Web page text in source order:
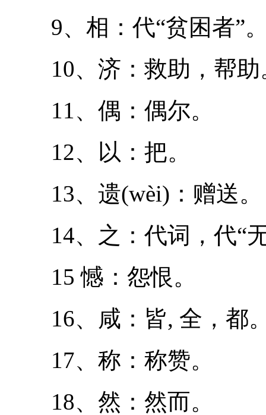
9、相：代“贫困者”
10、济：救助，帮助
11、偶：偶尔。
12、以：把。
13、遗(wèi)：赠送。
14、之：代词，代“
15 憾：怨恨。
16、咸：皆, 全，都
17、称：称赞。
18、然：然而。